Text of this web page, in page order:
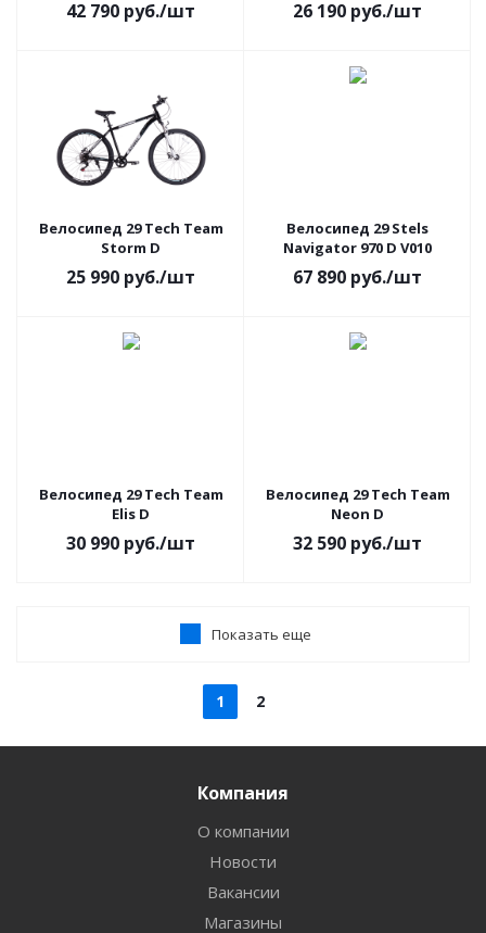
42 790 руб./шт 26 190 руб./шт
Велосипед 29 Tech Team
Storm D
25 990 руб./шт
Велосипед 29 Stels
Navigator 970 D V010
67 890 руб./шт
Велосипед 29 Tech Team
Elis D
30 990 руб./шт
Велосипед 29 Tech Team
Neon D
32 590 руб./шт
Показать еще
1 2
Компания
О компании
Новости
Вакансии
Магазины